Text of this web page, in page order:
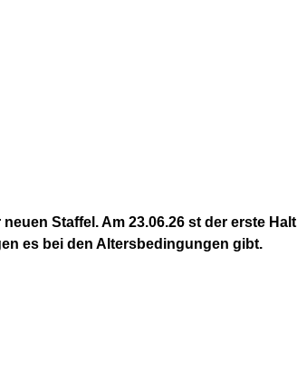
Staffel. Am 23.06.26 st der erste Halt
es bei den Altersbedingungen gibt.